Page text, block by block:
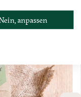
anpassen